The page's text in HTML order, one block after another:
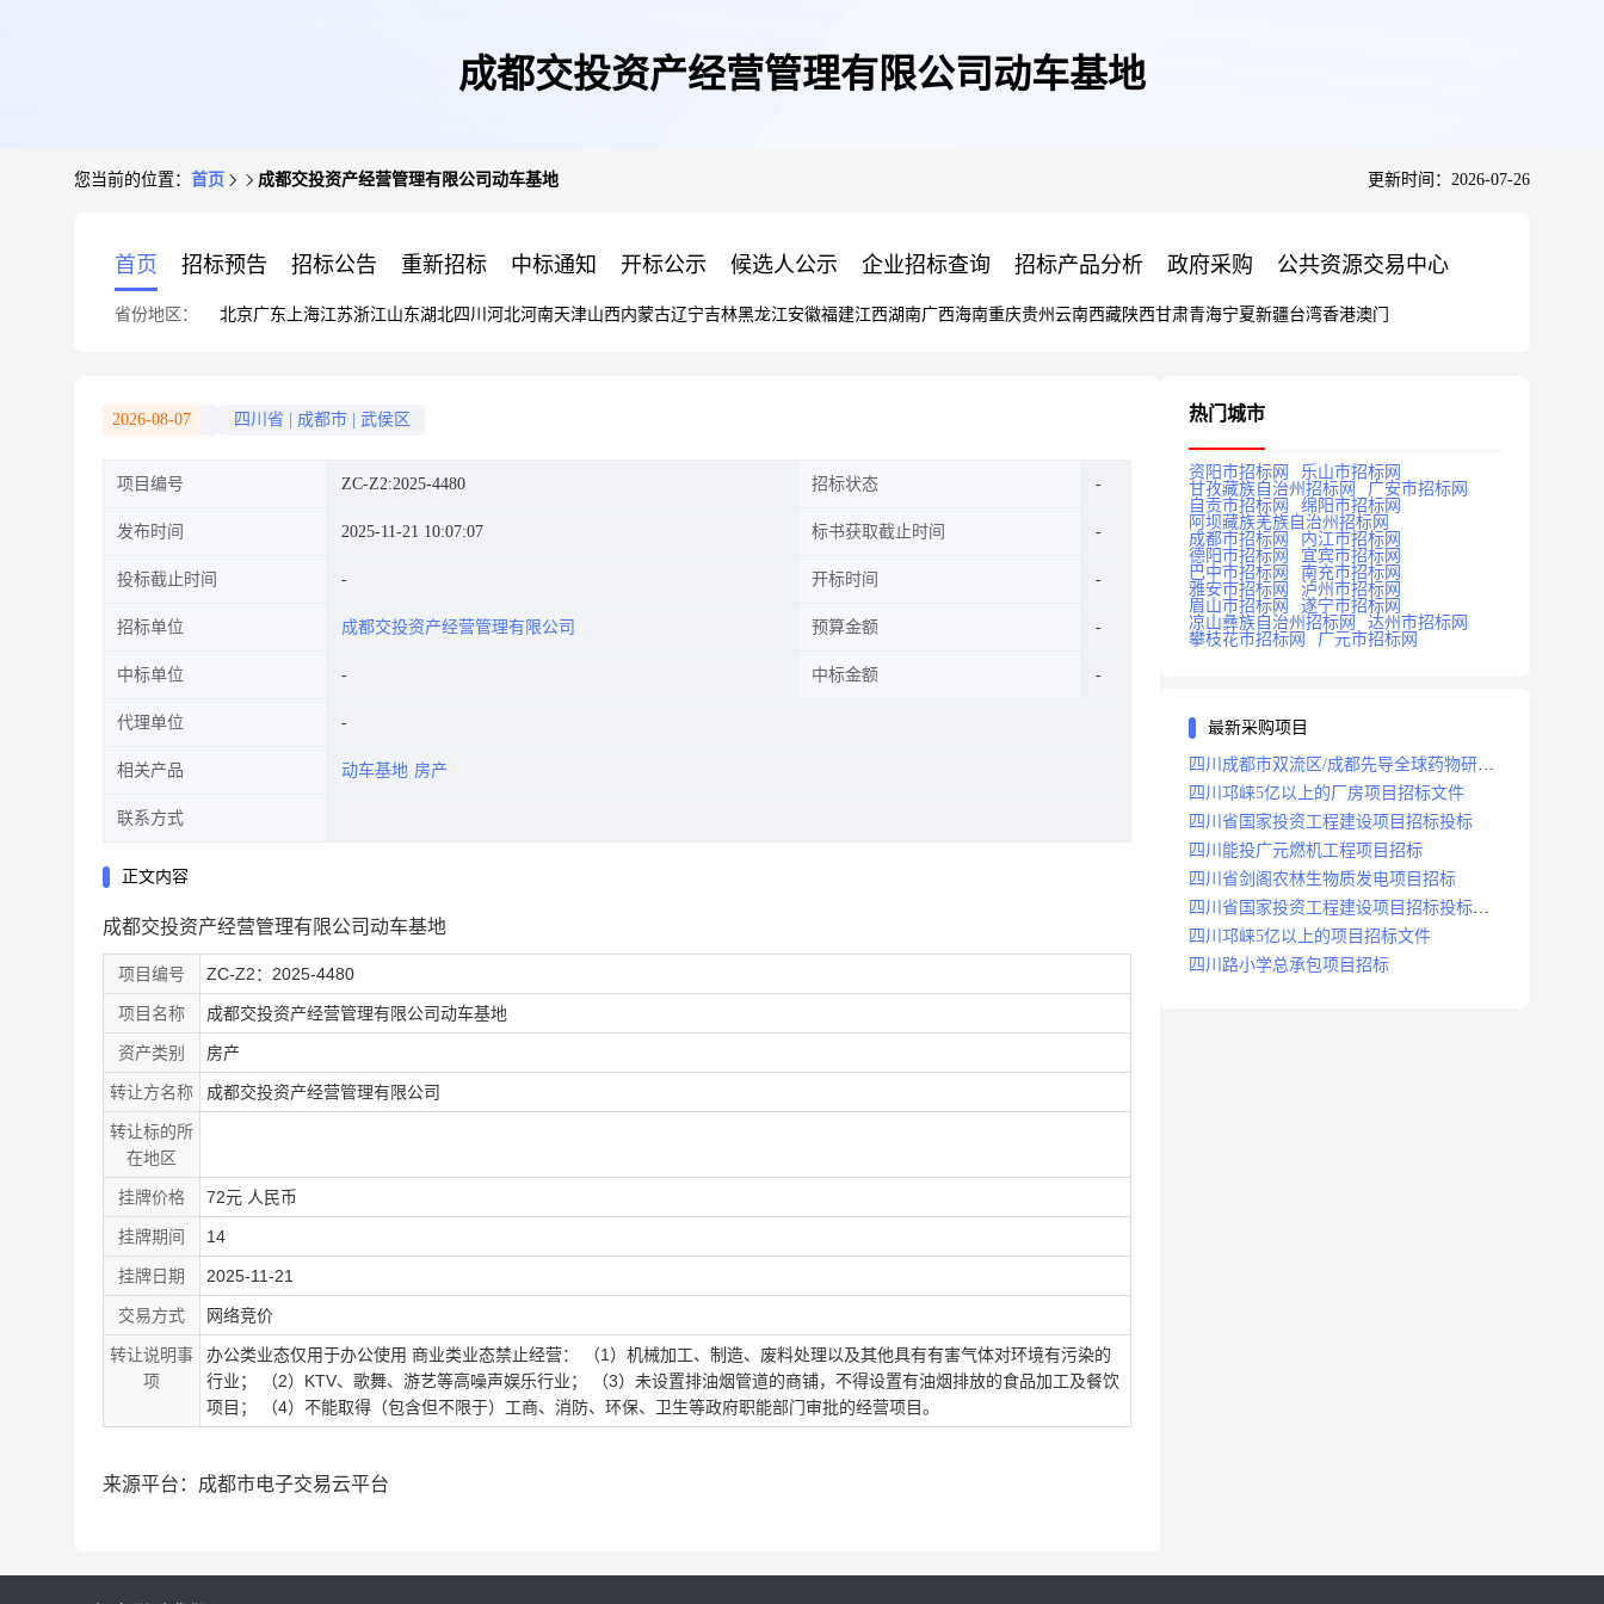
成都交投资产经营管理有限公司动车基地
您当前的位置： 首页 成都交投资产经营管理有限公司动车基地 更新时间：2026-07-26
首页 招标预告 招标公告 重新招标 中标通知 开标公示 候选人公示 企业招标查询 招标产品分析 政府采购 公共资源交易中心
省份地区： 北京广东 上海江苏浙江山东湖北四川 河北河南天津山西内蒙古辽宁吉林黑龙江安徽福建江西湖南广西海南重庆贵州 云南西藏陕西甘肃青海宁夏新疆台湾香港澳门
2026-08-07 四川省 成都市 武侯区
项目编号 ZC-Z2:2025-4480 招标状态
发布时间 2025-11-21 10:07:07 标书获取截止时间
投标截止时间 开标时间
招标单位 成都交投资产经营管理有限公司 预算金额
中标单位 中标金额
代理单位
相关产品 动车基地 房产
联系方式
正文内容
成都交投资产经营管理有限公司动车基地
项目编号 ZC-Z2：2025-4480
项目名称 成都交投资产经营管理有限公司动车基地
资产类别 房产
转让方名称 成都交投资产经营管理有限公司
转让标的所
在地区
挂牌价格 72元 人民币
挂牌期间 14
挂牌日期 2025-11-21
交易方式 网络竞价
转让说明事
项
办公类业态仅用于办公使用 商业类业态禁止经营： （1）机械加工、制造、废料处理以及其他具有有害气体对环境有污染的
行业； （2）KTV、歌舞、游艺等高噪声娱乐行业； （3）未设置排油烟管道的商铺，不得设置有油烟排放的食品加工及餐饮
项目； （4）不能取得（包含但不限于）工商、消防、环保、卫生等政府职能部门审批的经营项目。
来源平台：成都市电子交易云平台
热门城市
资阳市招标网
乐山市招标网
甘孜藏族自治州招标网
广安市招标网
自贡市招标网
绵阳市招标网
阿坝藏族羌族自治州招标网
成都市招标网
内江市招标网
德阳市招标网
宜宾市招标网
巴中市招标网
南充市招标网
雅安市招标网
泸州市招标网
眉山市招标网
遂宁市招标网
凉山彝族自治州招标网
达州市招标网
攀枝花市招标网
广元市招标网
最新采购项目
四川成都市双流区/成都先导全球药物研发
生产基地(一期)(dj)项目招标标段
四川邛崃5亿以上的厂房项目招标文件
四川省国家投资工程建设项目招标投标
四川能投广元燃机工程项目招标
四川省剑阁农林生物质发电项目招标
四川省国家投资工程建设项目招标投标
2008年版
四川邛崃5亿以上的项目招标文件
四川路小学总承包项目招标